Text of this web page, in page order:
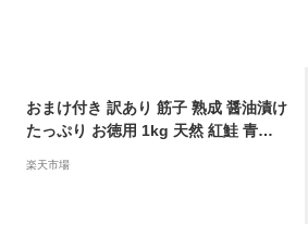
おまけ付き 訳あり 筋子 熟成 醤油漬け
たっぷり お徳用 1kg 天然 紅鮭 青森
ぎり お弁当 ごはんのお供 海鮮 軍艦
楽天市場